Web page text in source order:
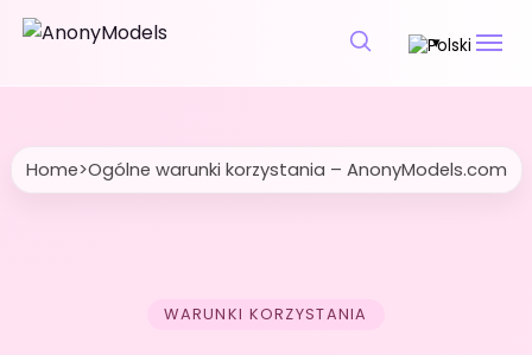
▾
Home>Ogólne warunki korzystania – AnonyModels.com
WARUNKI KORZYSTANIA